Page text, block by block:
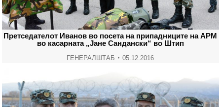
Претседателот Иванов во посета на припадниците на АРМ
во касарната „Јане Сандански“ во Штип
ГЕНЕРАЛШТАБ 05.12.2016